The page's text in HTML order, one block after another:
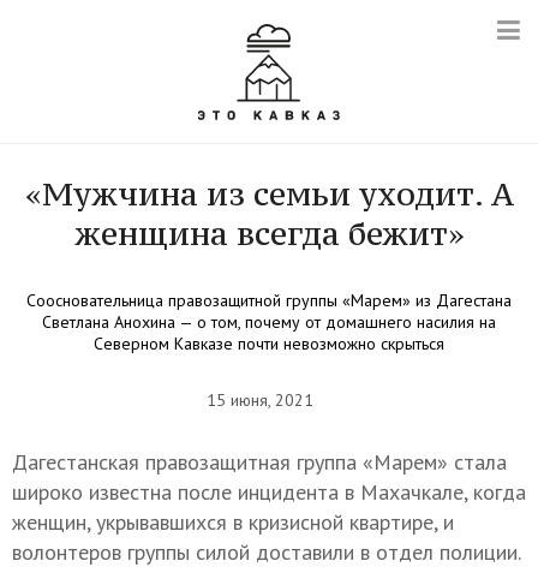
«Мужчина из семьи уходит. А
женщина всегда бежит»
Соосновательница правозащитной группы «Марем» из Дагестана
Светлана Анохина — о том, почему от домашнего насилия на
Северном Кавказе почти невозможно скрыться
15 июня, 2021
Дагестанская правозащитная группа «Марем» стала
широко известна после инцидента в Махачкале, когда
женщин, укрывавшихся в кризисной квартире, и
волонтеров группы силой доставили в отдел полиции.